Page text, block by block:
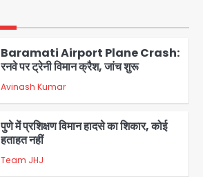
Baramati Airport Plane Crash:
रनवे पर ट्रेनी विमान क्रैश, जांच शुरू
पुणे में प्रशिक्षण विमान हादसे का शिकार, कोई
हताहत नहीं